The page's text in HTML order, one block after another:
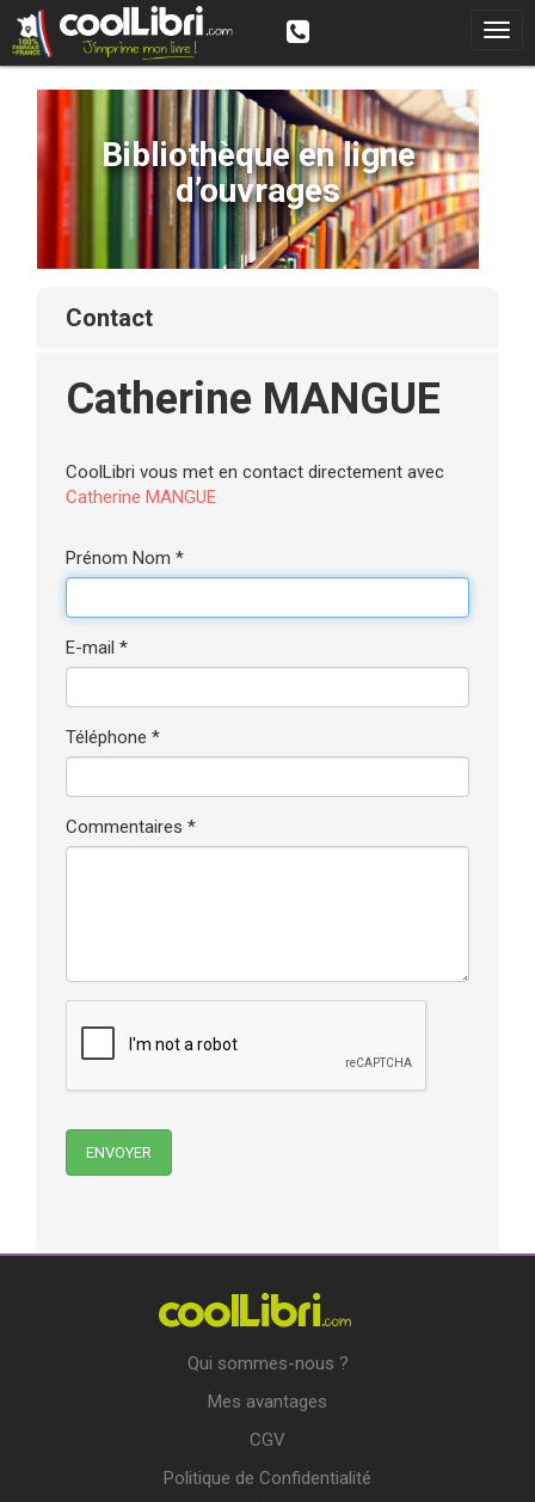
Bibliothèque en ligne
d’ouvrages
contact
Catherine MANGUE
CoolLibri vous met en contact directement avec
Catherine MANGUE
Prénom Nom *
E-mail *
Téléphone *
Commentaires *
Qui sommes-nous ?
Mes avantages
CGV
Politique de Confidentialité